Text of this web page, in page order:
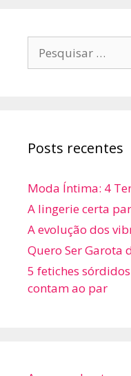
por:
Posts recentes
Moda Íntima: 4
A lingerie certa
A evolução dos
Quero Ser Garota
5 fetiches
contam ao par